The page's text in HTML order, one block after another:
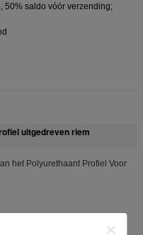
50% saldo vóór verzending;
uitgedreven riem
het Polyurethaant Profiel Voor